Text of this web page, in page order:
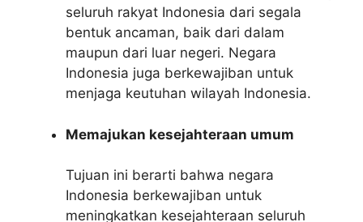
seluruh rakyat Indonesia dari segala
bentuk ancaman, baik dari dalam
maupun dari luar negeri. Negara
Indonesia juga berkewajiban untuk
menjaga keutuhan wilayah Indonesia.
Memajukan kesejahteraan umum
Tujuan ini berarti bahwa negara
Indonesia berkewajiban untuk
meningkatkan kesejahteraan seluruh